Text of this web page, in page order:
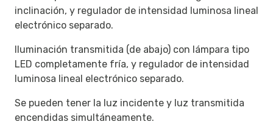
inclinación, y regulador de intensidad luminosa lineal
electrónico separado.
Iluminación transmitida (de abajo) con lámpara tipo
LED completamente fría, y regulador de intensidad
luminosa lineal electrónico separado.
Se pueden tener la luz incidente y luz transmitida
encendidas simultáneamente.